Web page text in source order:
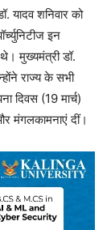
यादव शनिवार को
इन
मुख्यमंत्री डॉ.
राज्य के सभी
दिवस (19 मार्च)
मंगलकामनाएं दीं।